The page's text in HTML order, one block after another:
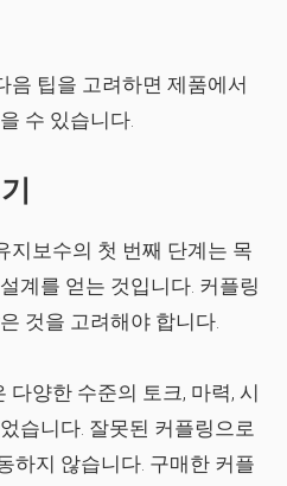
음 팁을 고려하면 제품에서
수 있습니다.
지보수의 첫 번째 단계는 목
계를 얻는 것입니다. 커플링
것을 고려해야 합니다.
양한 수준의 토크, 마력, 시
습니다. 잘못된 커플링으로
하지 않습니다. 구매한 커플